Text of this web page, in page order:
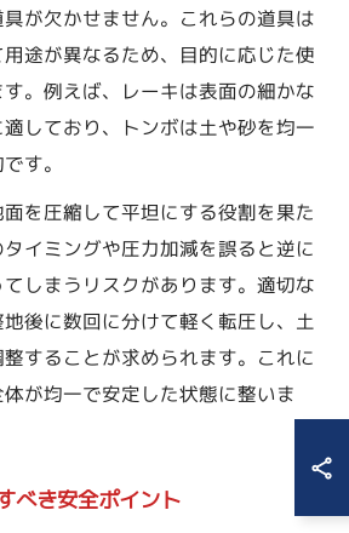
が欠かせません。これらの道具は
途が異なるため、目的に応じた使
。例えば、レーキは表面の細かな
しており、トンボは土や砂を均一
す。
を圧縮して平坦にする役割を果た
イミングや圧力加減を誤ると逆に
しまうリスクがあります。適切な
後に数回に分けて軽く転圧し、土
することが求められます。これに
が均一で安定した状態に整いま
べき安全ポイント